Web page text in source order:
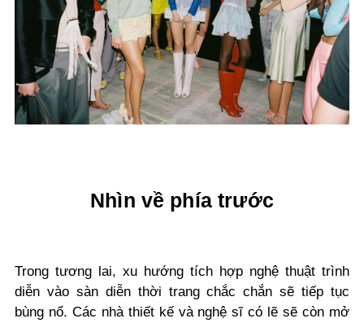
Nhìn về phía trước
Trong tương lai, xu hướng tích hợp nghệ thuật trình
diễn vào sàn diễn thời trang chắc chắn sẽ tiếp tục
bùng nổ. Các nhà thiết kế và nghệ sĩ có lẽ sẽ còn mở